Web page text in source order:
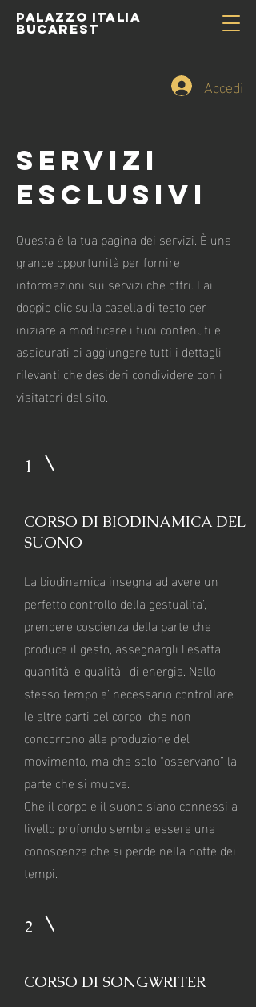
PALAZZO ITALIA
BUCAREST
Accedi
Servizi
esclusivi
Questa è la tua pagina dei servizi. È una
grande opportunità per fornire
informazioni sui servizi che offri. Fai
doppio clic sulla casella di testo per
iniziare a modificare i tuoi contenuti e
assicurati di aggiungere tutti i dettagli
rilevanti che desideri condividere con i
visitatori del sito.
1
CORSO DI BIODINAMICA DEL
SUONO
La biodinamica insegna ad avere un
perfetto controllo della gestualita’,
prendere coscienza della parte che
produce il gesto, assegnargli l’esatta
quantità’ e qualità’ di energia. Nello
stesso tempo e’ necessario controllare
le altre parti del corpo che non
concorrono alla produzione del
movimento, ma che solo “osservano” la
parte che si muove.
Che il corpo e il suono siano connessi a
livello profondo sembra essere una
conoscenza che si perde nella notte dei
tempi.
2
CORSO DI SONGWRITER